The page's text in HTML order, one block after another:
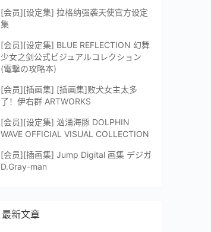
[会员][设定集] 拉格纳强袭天使官方设定
集
[会员][设定集] BLUE REFLECTION 幻舞
少女之剑公式ビジュアルコレクション
(電撃の攻略本)
[会员][插画集] [插画集]败犬女主太多
了！伊右群 ARTWORKS
[会员][设定集] 汹涌海豚 DOLPHIN
WAVE OFFICIAL VISUAL COLLECTION
[会员][插画集] Jump Digital 画集 デジガ
D.Gray-man
最新文章